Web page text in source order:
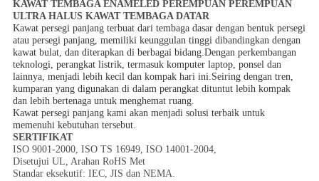
KAWAT TEMBAGA ENAMELED PEREMPUAN PEREMPUAN
ULTRA HALUS KAWAT TEMBAGA DATAR
Kawat persegi panjang terbuat dari tembaga dasar dengan bentuk persegi
atau persegi panjang, memiliki keunggulan tinggi dibandingkan dengan
kawat bulat, dan diterapkan di berbagai bidang.Dengan perkembangan
teknologi, perangkat listrik, termasuk komputer laptop, ponsel dan
lainnya, menjadi lebih kecil dan kompak hari ini.Seiring dengan tren,
kumparan yang digunakan di dalam perangkat dituntut lebih kompak
dan lebih bertenaga untuk menghemat ruang.
Kawat persegi panjang kami akan menjadi solusi terbaik untuk
memenuhi kebutuhan tersebut.
SERTIFIKAT
ISO 9001-2000, ISO TS 16949, ISO 14001-2004,
Disetujui UL, Arahan RoHS Met
Standar eksekutif: IEC, JIS dan NEMA.